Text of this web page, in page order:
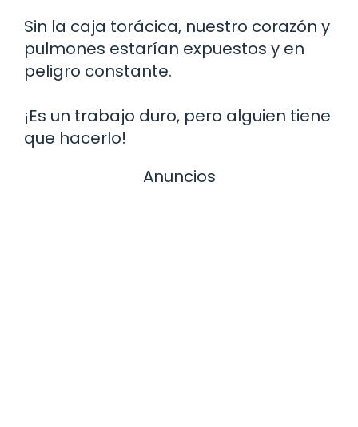
Sin la caja torácica, nuestro corazón y
pulmones estarían expuestos y en
peligro constante.
¡Es un trabajo duro, pero alguien tiene
que hacerlo!
Anuncios